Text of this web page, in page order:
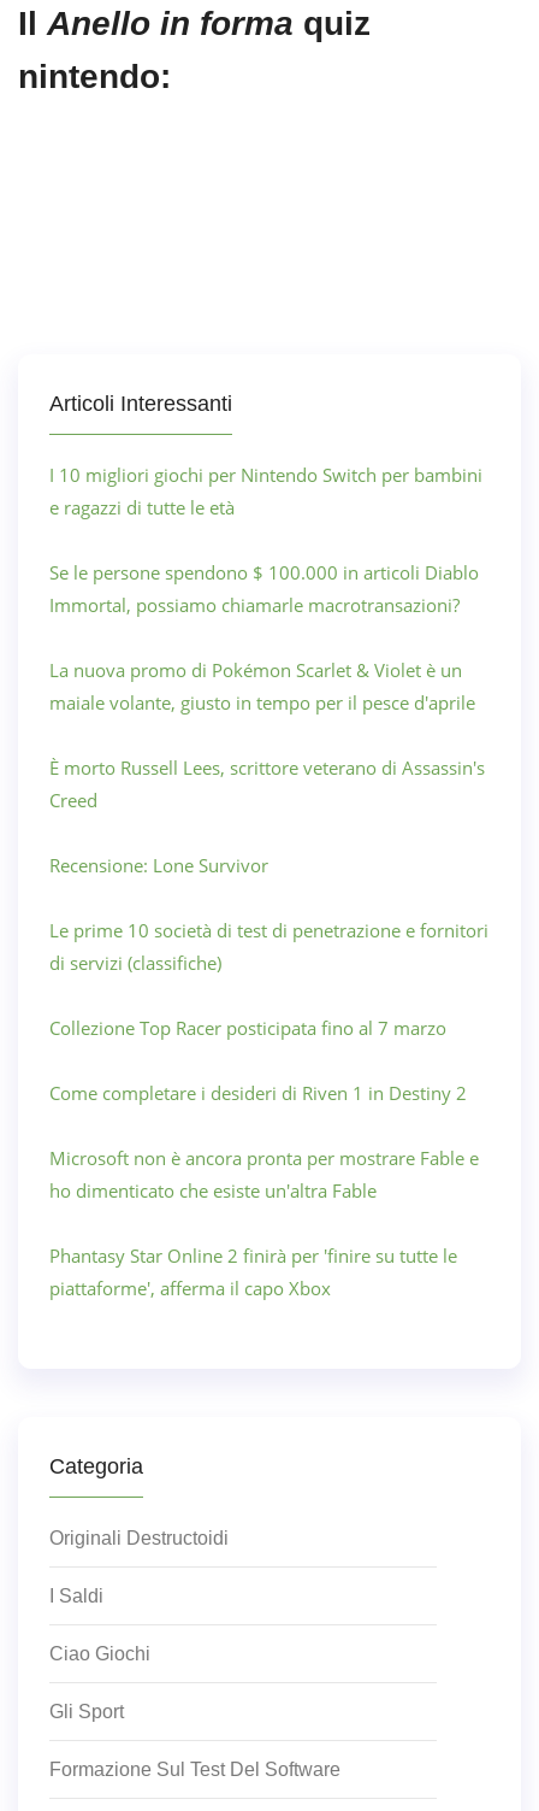
Il Anello in forma quiz
nintendo:
Articoli Interessanti
I 10 migliori giochi per Nintendo Switch per bambini
e ragazzi di tutte le età
Se le persone spendono $ 100.000 in articoli Diablo
Immortal, possiamo chiamarle macrotransazioni?
La nuova promo di Pokémon Scarlet & Violet è un
maiale volante, giusto in tempo per il pesce d'aprile
È morto Russell Lees, scrittore veterano di Assassin's
Creed
Recensione: Lone Survivor
Le prime 10 società di test di penetrazione e fornitori
di servizi (classifiche)
Collezione Top Racer posticipata fino al 7 marzo
Come completare i desideri di Riven 1 in Destiny 2
Microsoft non è ancora pronta per mostrare Fable e
ho dimenticato che esiste un'altra Fable
Phantasy Star Online 2 finirà per 'finire su tutte le
piattaforme', afferma il capo Xbox
Categoria
Originali Destructoidi
I Saldi
Ciao Giochi
Gli Sport
Formazione Sul Test Del Software